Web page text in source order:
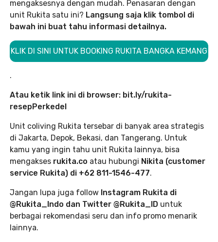
mengaksesnya dengan mudah. Penasaran dengan
unit Rukita satu ini? Langsung saja klik tombol di
bawah ini buat tahu informasi detailnya.
KLIK DI SINI UNTUK BOOKING RUKITA BANGKA KEMANG
.
Atau ketik link ini di browser: bit.ly/rukita-
resepPerkedel
Unit coliving Rukita tersebar di banyak area strategis
di Jakarta, Depok, Bekasi, dan Tangerang. Untuk
kamu yang ingin tahu unit Rukita lainnya, bisa
mengakses rukita.co atau hubungi Nikita (customer
service Rukita) di +62 811-1546-477.
Jangan lupa juga follow Instagram Rukita di
@Rukita_Indo dan Twitter @Rukita_ID untuk
berbagai rekomendasi seru dan info promo menarik
lainnya.